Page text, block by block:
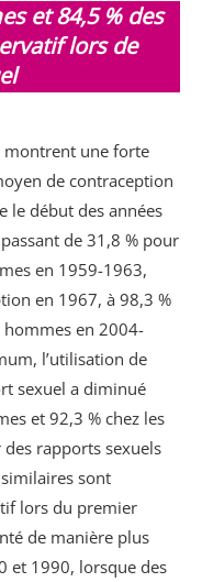
et 84,5 % des
lors de
montrent une forte
de contraception
le début des années
de 31,8 % pour
en 1959-1963,
en 1967, à 98,3 %
en 2004-
l’utilisation de
sexuel a diminué
et 92,3 % chez les
rapports sexuels
sont
lors du premier
de manière plus
et 1990, lorsque des